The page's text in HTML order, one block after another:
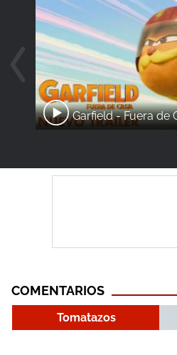
Garfield - Fuera de
COMENTARIOS
Tomatazos